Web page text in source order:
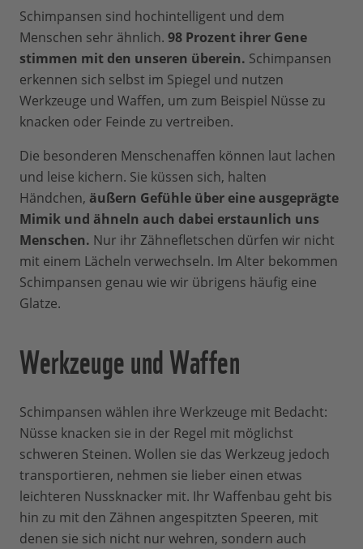
Schimpansen sind hochintelligent und dem
Menschen sehr ähnlich. 98 Prozent ihrer Gene
stimmen mit den unseren überein. Schimpansen
erkennen sich selbst im Spiegel und nutzen
Werkzeuge und Waffen, um zum Beispiel Nüsse zu
knacken oder Feinde zu vertreiben.
Die besonderen Menschenaffen können laut lachen
und leise kichern. Sie küssen sich, halten
Händchen, äußern Gefühle über eine ausgeprägte
Mimik und ähneln auch dabei erstaunlich uns
Menschen. Nur ihr Zähnefletschen dürfen wir nicht
mit einem Lächeln verwechseln. Im Alter bekommen
Schimpansen genau wie wir übrigens häufig eine
Glatze.
Werkzeuge und Waffen
Schimpansen wählen ihre Werkzeuge mit Bedacht:
Nüsse knacken sie in der Regel mit möglichst
schweren Steinen. Wollen sie das Werkzeug jedoch
transportieren, nehmen sie lieber einen etwas
leichteren Nussknacker mit. Ihr Waffenbau geht bis
hin zu mit den Zähnen angespitzten Speeren, mit
denen sie sich nicht nur wehren, sondern auch